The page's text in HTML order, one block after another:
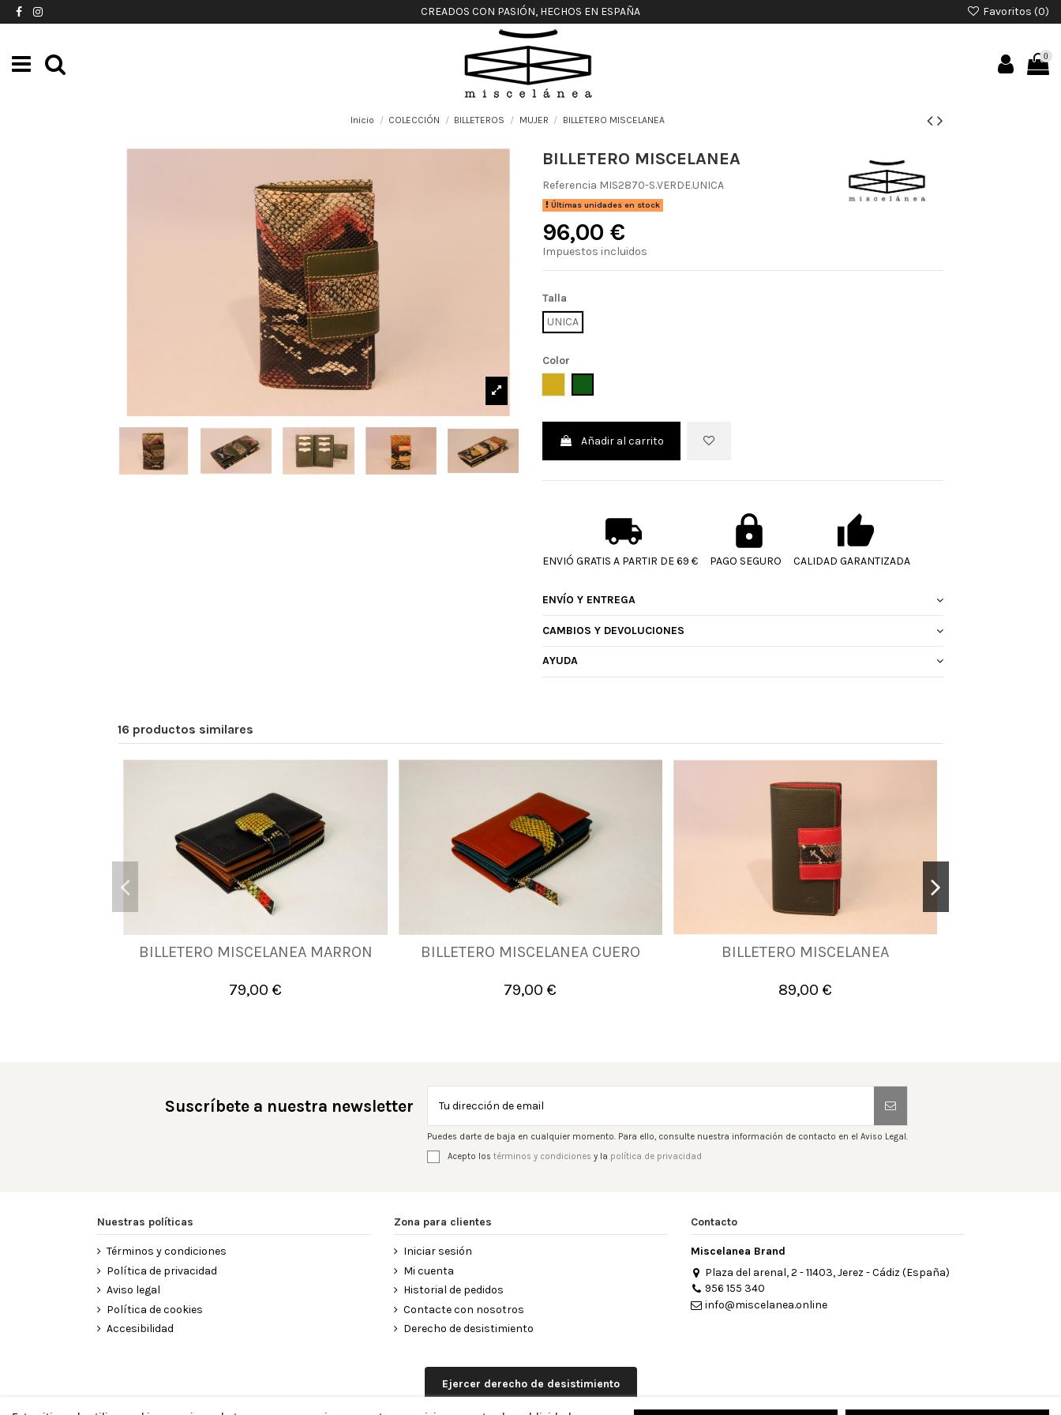
CREADOS CON PASIÓN, HECHOS EN ESPAÑA Favoritos (0)
0
Inicio COLECCIÓN BILLETEROS MUJER BILLETERO MISCELANEA
BILLETERO MISCELANEA
Referencia MIS2870-S.VERDE.UNICA
Últimas unidades en stock
96,00 €
Impuestos incluidos
Talla
UNICA
Color
Añadir al carrito
ENVIÓ GRATIS A PARTIR DE 69 € PAGO SEGURO CALIDAD GARANTIZADA
ENVÍO Y ENTREGA
CAMBIOS Y DEVOLUCIONES
AYUDA
16 productos similares
BILLETERO MISCELANEA MARRON
79,00 €
UNICA
Añadir al carrito
BILLETERO MISCELANEA CUERO
79,00 €
UNICA
Añadir al carrito
BILLETERO MISCELANEA
89,00 €
UNICA
Añadir al carrito
Suscríbete a nuestra newsletter
Puedes darte de baja en cualquier momento. Para ello, consulte nuestra información de contacto en el Aviso Legal.
Acepto los términos y condiciones y la política de privacidad
Nuestras políticas
Términos y condiciones
Política de privacidad
Aviso legal
Política de cookies
Accesibilidad
Zona para clientes
Iniciar sesión
Mi cuenta
Historial de pedidos
Contacte con nosotros
Derecho de desistimiento
Contacto
Miscelanea Brand
Plaza del arenal, 2 - 11403, Jerez - Cádiz (España)
956 155 340
info@miscelanea.online
Ejercer derecho de desistimiento